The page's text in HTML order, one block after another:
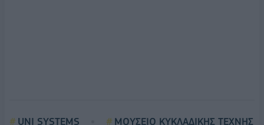
UNI SYSTEMS ΜΟΥΣΕΙΟ ΚΥΚΛΑΔΙΚΗΣ ΤΕΧΝΗΣ